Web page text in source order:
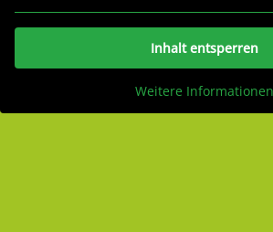
Inhalt entsperren
Weitere Informationen